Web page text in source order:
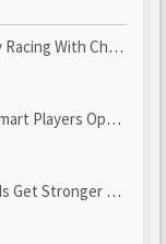
Challenging Track...
Gear, Build...
With u4gm’s Ice C...